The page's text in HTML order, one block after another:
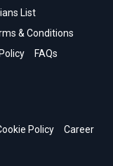
List
& Conditions
FAQs
Policy Career